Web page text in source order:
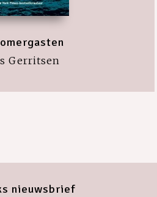
Gerritsen
nieuwsbrief